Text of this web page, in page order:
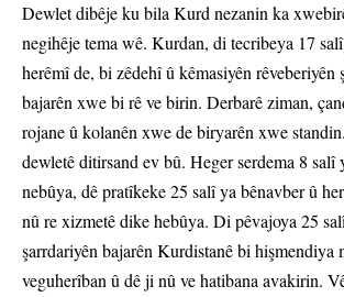
Dewlet dibêje ku bila Kurd nezanin ka
negihêje tema wê. Kurdan, di tecribeya 17
herêmî de, bi zêdehî û kêmasiyên rêveberiyên
bajarên xwe bi rê ve birin. Derbarê ziman,
rojane û kolanên xwe de biryarên xwe
dewletê ditirsand ev bû. Heger serdema 8 salî
nebûya, dê pratîkeke 25 salî ya bênavber û
nû re xizmetê dike hebûya. Di pêvajoya 25
şarrdariyên bajarên Kurdistanê bi hişmendiya
veguherîban û dê ji nû ve hatibana avakirin.